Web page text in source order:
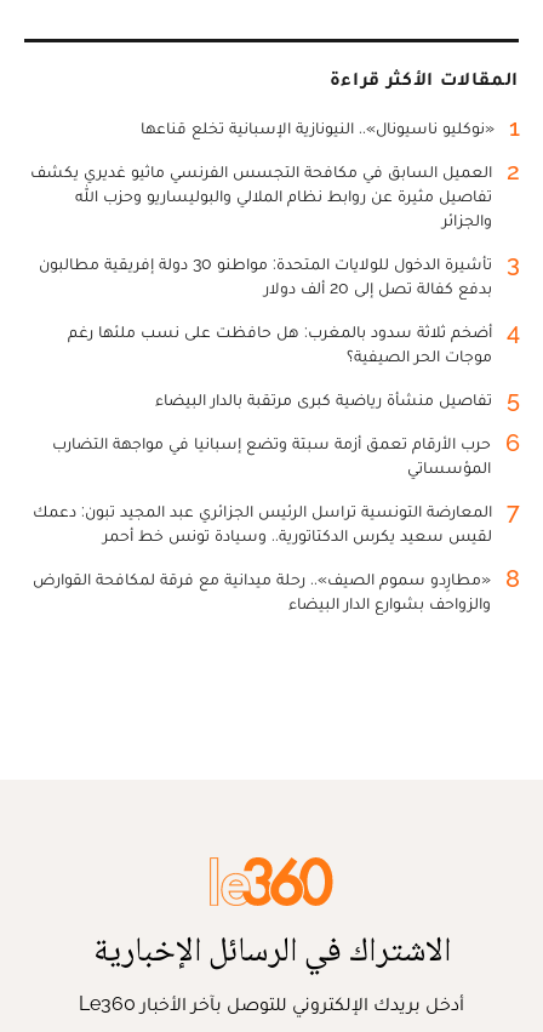
المقالات الأكثر قراءة
1 «نوكليو ناسيونال».. النيونازية الإسبانية تخلع قناعها
2
العميل السابق في مكافحة التجسس الفرنسي ماثيو غديري يكشف
تفاصيل مثيرة عن روابط نظام الملالي والبوليساريو وحزب الله
والجزائر
3
تأشيرة الدخول للولايات المتحدة: مواطنو 30 دولة إفريقية مطالبون
بدفع كفالة تصل إلى 20 ألف دولار
4
أضخم ثلاثة سدود بالمغرب: هل حافظت على نسب ملئها رغم
موجات الحر الصيفية؟
5 تفاصيل منشأة رياضية كبرى مرتقبة بالدار البيضاء
6
حرب الأرقام تعمق أزمة سبتة وتضع إسبانيا في مواجهة التضارب
المؤسساتي
7
المعارضة التونسية تراسل الرئيس الجزائري عبد المجيد تبون: دعمك
لقيس سعيد يكرس الدكتاتورية.. وسيادة تونس خط أحمر
8
«مطارِدو سموم الصيف».. رحلة ميدانية مع فرقة لمكافحة القوارض
والزواحف بشوارع الدار البيضاء
الاشتراك في الرسائل الإخبارية
أدخل بريدك الإلكتروني للتوصل بآخر الأخبار Le360